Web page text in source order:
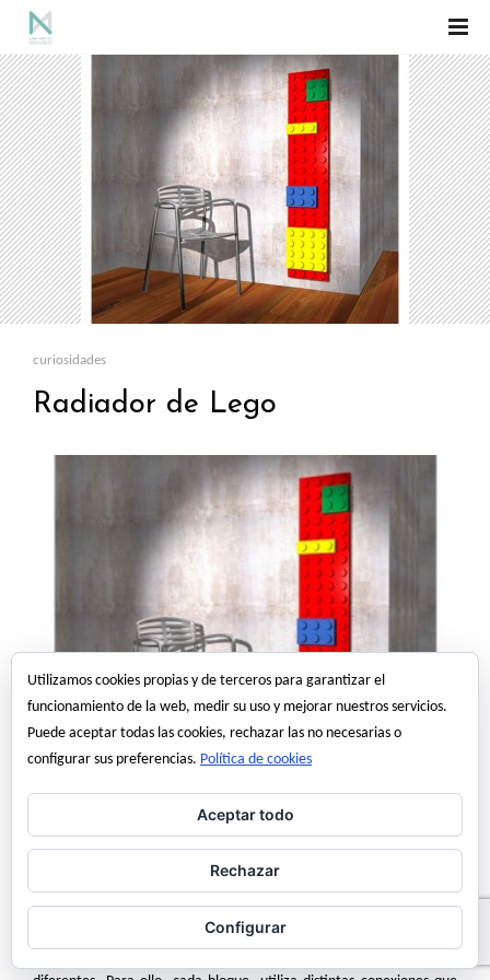
curiosidades
Radiador de Lego
Sciroccoha presentado un nuevo, colorido y
decorativo modelo de radiador diseñado por el arquitecto Marco
Baxadonne y que está basado en ¡¡¡piezas de Lego!!!!.
Estos radiadores, que tienen una gran eficiencia, están formados por
piezas de aluminio que, como los bloques de Lego, se pueden
Utilizamos cookies propias y de terceros para garantizar el
funcionamiento de la web, medir su uso y mejorar nuestros servicios.
Puede aceptar todas las cookies, rechazar las no necesarias o
configurar sus preferencias. Política de cookies
Aceptar todo
Rechazar
Configurar